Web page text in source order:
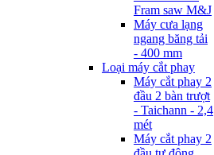
Fram saw M&J
Máy cưa lạng
ngang băng tải
- 400 mm
Loại máy cắt phay
Máy cắt phay 2
đầu 2 bàn trượt
- Taichann - 2,4
mét
Máy cắt phay 2